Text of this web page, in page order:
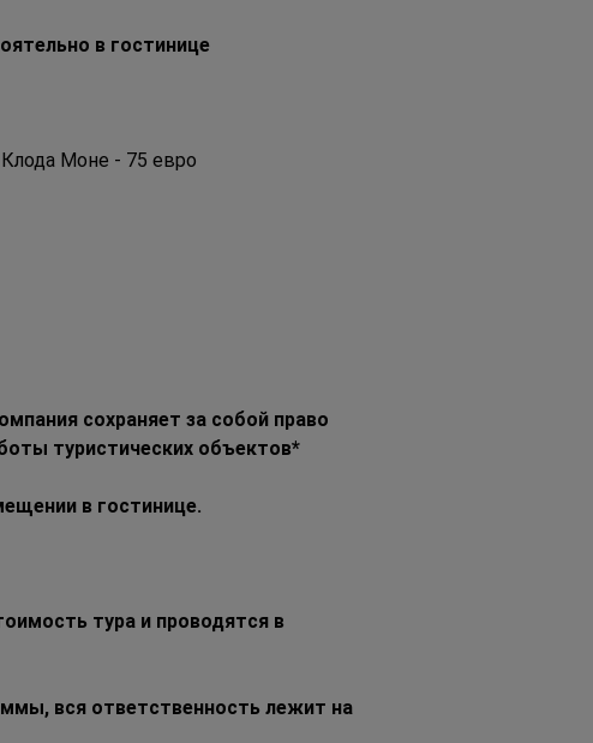
в гостинице
Моне - 75 евро
сохраняет за собой право
туристических объектов*
в гостинице.
тура и проводятся в
вся ответственность лежит на